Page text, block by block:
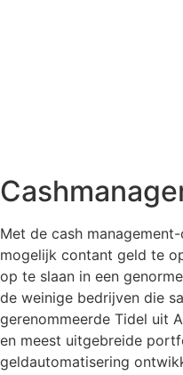
Met de cash
mogelijk contant geld te
op te slaan in een
de weinige bedrijven die
gerenommeerde Tidel uit
en meest uitgebreide
geldautomatisering